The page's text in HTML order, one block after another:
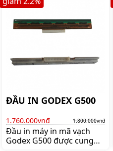
ĐẦU IN GODEX G500
1.760.000vnđ 1.800.000vnđ
Đầu in máy in mã vạch
Godex G500 được cung